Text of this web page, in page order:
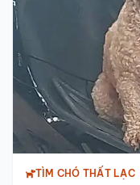
TÌM CHÓ THẤT LẠC